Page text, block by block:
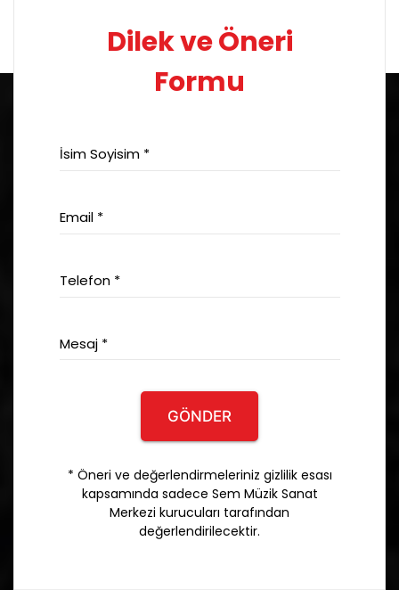
Dilek ve Öneri
Formu
İsim Soyisim *
Email *
Telefon *
Mesaj *
GÖNDER
* Öneri ve değerlendirmeleriniz gizlilik esası
kapsamında sadece Sem Müzik Sanat
Merkezi kurucuları tarafından
değerlendirilecektir.